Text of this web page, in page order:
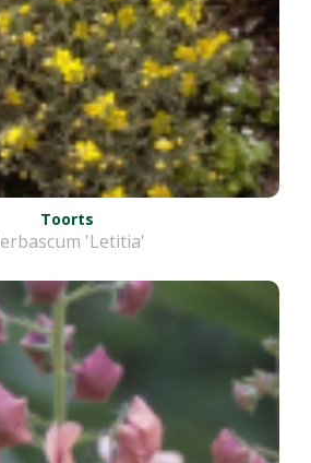
Toorts
'Letitia'